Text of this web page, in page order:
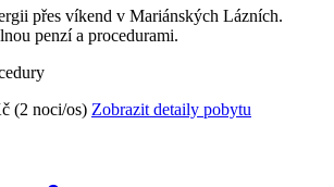
přes víkend v Mariánských Lázních.
penzí a procedurami.
(2 noci/os) Zobrazit detaily pobytu